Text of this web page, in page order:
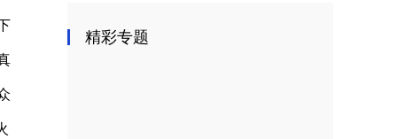
精彩专题